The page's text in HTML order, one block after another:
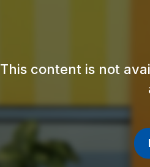
This content is not